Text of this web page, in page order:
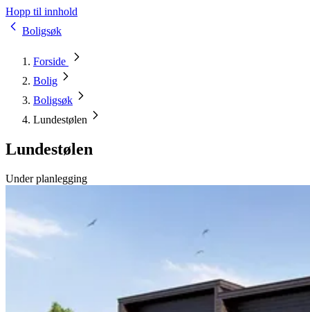
Hopp til innhold
Boligsøk
Forside
Bolig
Boligsøk
Lundestølen
Lundestølen
Under planlegging